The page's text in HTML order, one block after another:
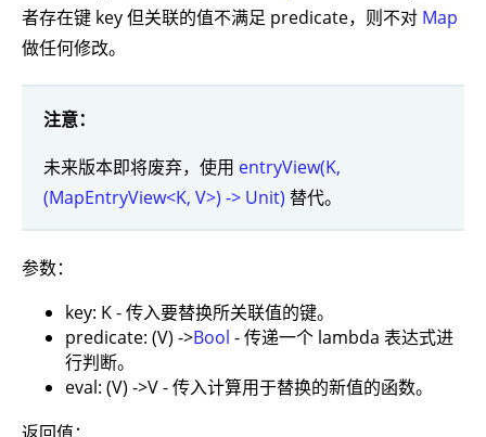
者存在键 key 但关联的值不满足 predicate，则不对 Map
做任何修改。
注意：
未来版本即将废弃，使用 entryView(K,
(MapEntryView<K, V>) -> Unit) 替代。
参数：
key: K - 传入要替换所关联值的键。
predicate: (V) ->Bool - 传递一个 lambda 表达式进
行判断。
eval: (V) ->V - 传入计算用于替换的新值的函数。